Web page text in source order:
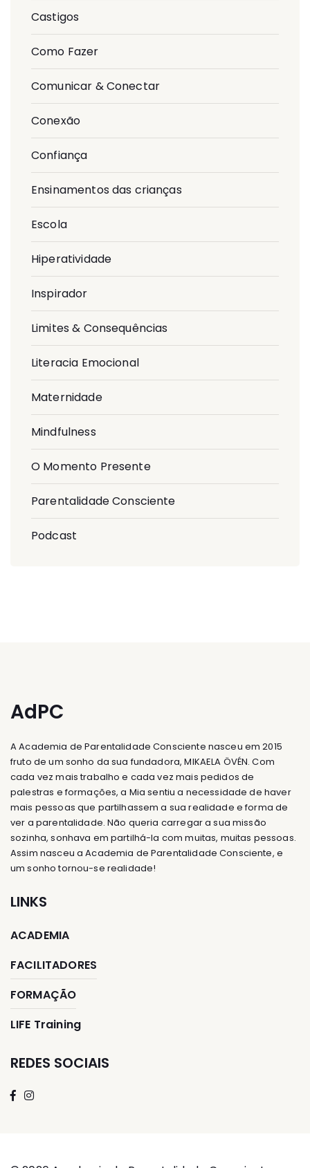
Castigos
Como Fazer
Comunicar & Conectar
Conexão
Confiança
Ensinamentos das crianças
Escola
Hiperatividade
Inspirador
Limites & Consequências
Literacia Emocional
Maternidade
Mindfulness
O Momento Presente
Parentalidade Consciente
Podcast
AdPC
A Academia de Parentalidade Consciente nasceu em 2015
fruto de um sonho da sua fundadora, MIKAELA ÖVÉN. Com
cada vez mais trabalho e cada vez mais pedidos de
palestras e formações, a Mia sentiu a necessidade de haver
mais pessoas que partilhassem a sua realidade e forma de
ver a parentalidade. Não queria carregar a sua missão
sozinha, sonhava em partilhá-la com muitas, muitas pessoas.
Assim nasceu a Academia de Parentalidade Consciente, e
um sonho tornou-se realidade!
LINKS
ACADEMIA
FACILITADORES
FORMAÇÃO
LIFE Training
REDES SOCIAIS